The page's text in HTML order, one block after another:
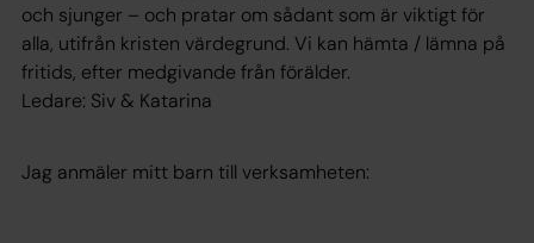
och sjunger – och pratar om sådant som är viktigt för
alla, utifrån kristen värdegrund. Vi kan hämta / lämna på
fritids, efter medgivande från förälder.
Ledare: Siv & Katarina
Jag anmäler mitt barn till verksamheten: